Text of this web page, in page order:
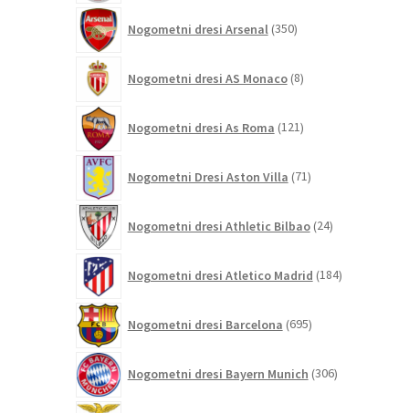
Nogometni dresi Arsenal 350izdelkov
Nogometni dresi AS Monaco 8izdelkov
Nogometni dresi As Roma 121izdelkov
Nogometni Dresi Aston Villa 71izdelkov
Nogometni dresi Athletic Bilbao 24izdelkov
Nogometni dresi Atletico Madrid 184izdelkov
Nogometni dresi Barcelona 695izdelkov
Nogometni dresi Bayern Munich 306izdelkov